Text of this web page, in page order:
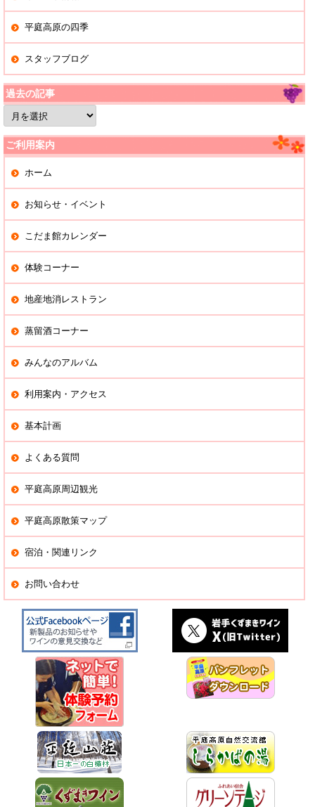
平庭高原の四季
スタッフブログ
過去の記事
過
去
の
記
事
ご利用案内
ホーム
お知らせ・イベント
こだま館カレンダー
体験コーナー
地産地消レストラン
蒸留酒コーナー
みんなのアルバム
利用案内・アクセス
基本計画
よくある質問
平庭高原周辺観光
平庭高原散策マップ
宿泊・関連リンク
お問い合わせ